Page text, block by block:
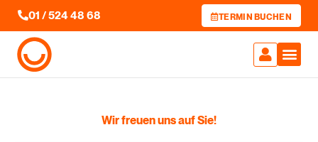
01 / 524 48 68 TERMIN BUCHEN
Wir freuen uns auf Sie!